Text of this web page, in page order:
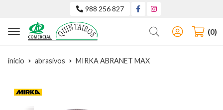
988 256 827
Buscar 0
inicio abrasivos MIRKA ABRANET MAX